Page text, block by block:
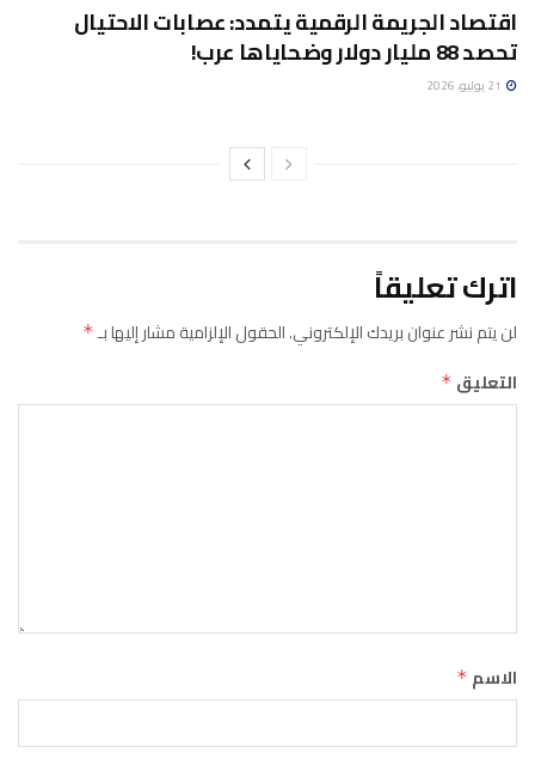
اقتصاد الجريمة الرقمية يتمدد: عصابات الاحتيال
تحصد 88 مليار دولار وضحاياها عرب!
اترك تعليقاً
لن يتم نشر عنوان بريدك الإلكتروني.الحقول الإلزامية مشار إليها بـ*
التعليق *
الاسم *